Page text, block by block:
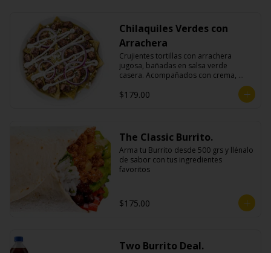
Chilaquiles Verdes con
Arrachera
Crujientes tortillas con arrachera
jugosa, bañadas en salsa verde
casera. Acompañados con crema,
$179.00
The Classic Burrito.
Arma tu Burrito desde 500 grs y llénalo
de sabor con tus ingredientes
favoritos
$175.00
Two Burrito Deal.